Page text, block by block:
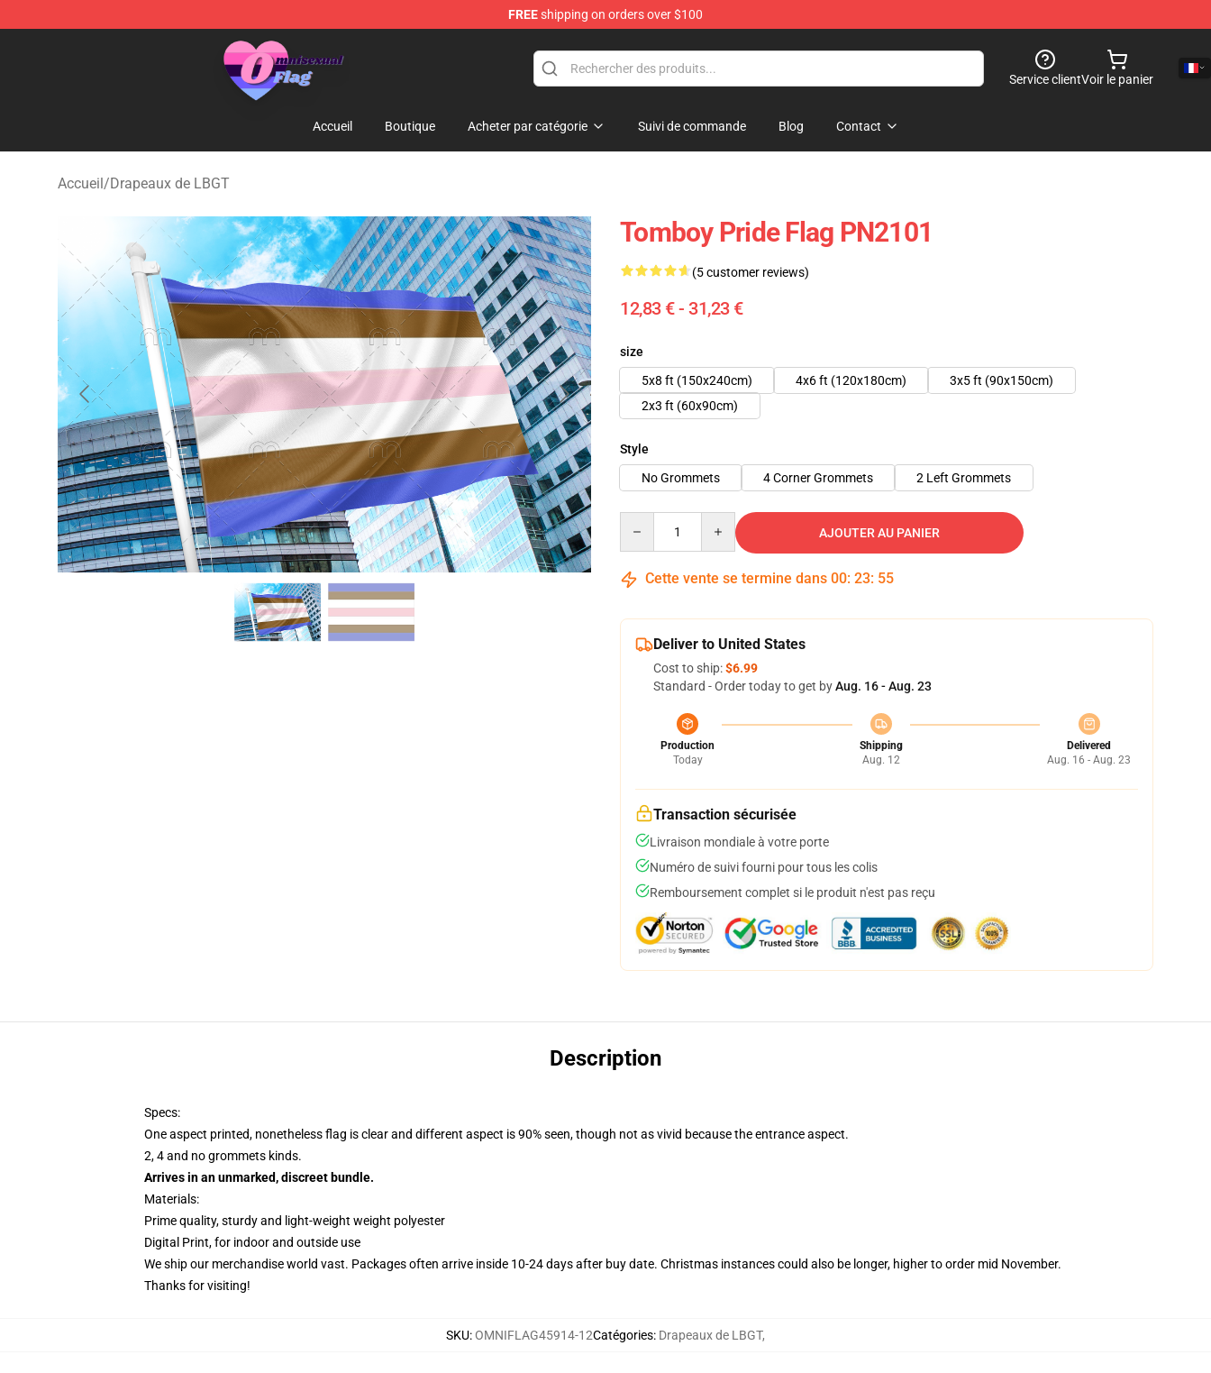
FREEshipping on orders over $100
Omnisexual Flag Store - The Best Store of Omnisexual Flag
Service clientVoir le panier
Accueil Boutique Acheter par catégorie Suivi de commande Blog Contact
Accueil/Drapeaux de LBGT
Tomboy Pride Flag PN2101
(5 customer reviews)
12,83 € - 31,23 €
size
5x8 ft (150x240cm)
4x6 ft (120x180cm)
3x5 ft (90x150cm)
2x3 ft (60x90cm)
Style
No Grommets
4 Corner Grommets 2 Left Grommets
AJOUTER AU PANIER
Cette vente se termine dans 00: 23: 54
Deliver to United States
Cost to ship:$6.99
Standard - Order today to get byAug. 16 - Aug. 23
Production
Today
Shipping
Aug. 12
Delivered
Aug. 16 - Aug. 23
Transaction sécurisée
Livraison mondiale à votre porte
Numéro de suivi fourni pour tous les colis
Remboursement complet si le produit n'est pas reçu
Description
Specs:
One aspect printed, nonetheless flag is clear and different aspect is 90% seen, though not as vivid because the entrance aspect.
2, 4 and no grommets kinds.
Arrives in an unmarked, discreet bundle.
Materials:
Prime quality, sturdy and light-weight weight polyester
Digital Print, for indoor and outside use
We ship our merchandise world vast. Packages often arrive inside 10-24 days after buy date. Christmas instances could also be longer, higher to order mid November.
Thanks for visiting!
SKU:OMNIFLAG45914-12Catégories: Drapeaux de LBGT,